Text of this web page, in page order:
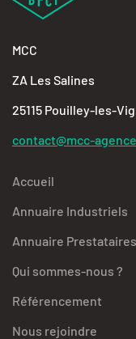
MCC
ZA Les Salines
25115 Pouilley-les-
contact@mcc-
Accueil
Annuaire Industriels
Annuaire Prestataires
Qui sommes-nous ?
Référencement
Nous rejoindre